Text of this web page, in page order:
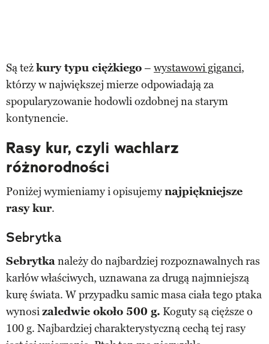
Są teżkury typu ciężkiego– wystawowi giganci,
którzy w największej mierze odpowiadają za
spopularyzowanie hodowli ozdobnej na starym
kontynencie.
Rasy kur, czyli wachlarz
różnorodności
Poniżej wymieniamy i opisujemynajpiękniejsze
rasy kur.
Sebrytka
Sebrytkanależy do najbardziej rozpoznawalnych ras
karłów właściwych, uznawana za drugą najmniejszą
kurę świata. W przypadku samic masa ciała tego ptaka
wynosizaledwie około 500 g. Koguty są cięższe o
100 g. Najbardziej charakterystyczną cechą tej rasy